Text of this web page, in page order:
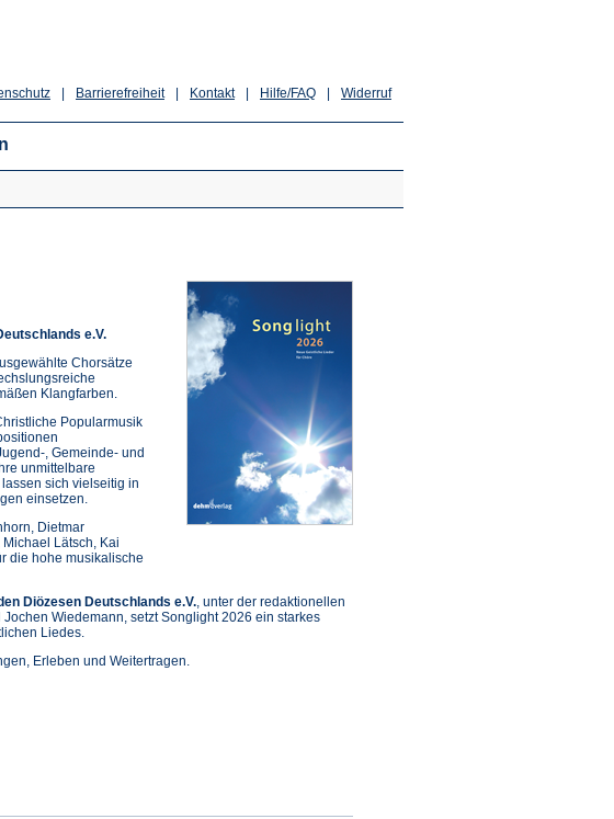
Widerruf
Hilfe/FAQ
Kontakt
Barrierefreiheit
e.V.
Chorsätze
Klangfarben.
Popularmusik
, Gemeinde- und
unmittelbare
sich vielseitig in
einsetzen.
Dietmar
Lätsch, Kai
die hohe musikalische
Diözesen Deutschlands e.V., unter der redaktionellen
Wiedemann, setzt Songlight 2026 ein starkes
Liedes.
Erleben und Weitertragen.